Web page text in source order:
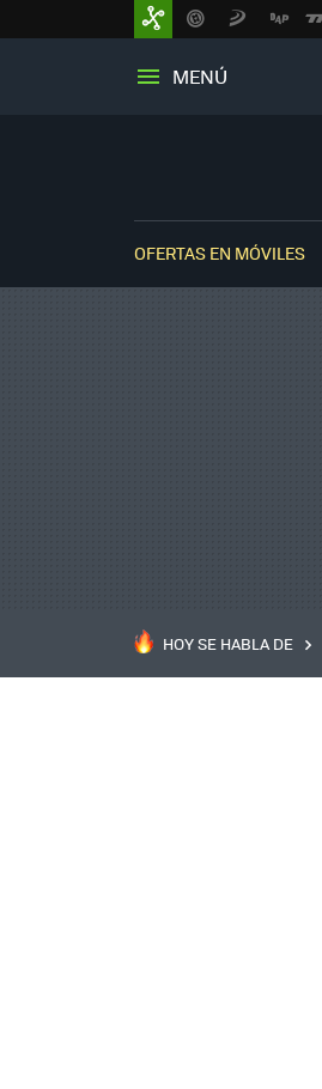
MENÚ
OFERTAS EN MÓVILES
HOY SE HABLA DE